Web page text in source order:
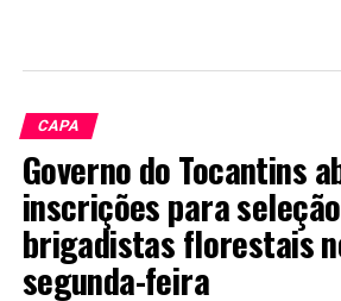
CAPA
Governo do Tocantins
inscrições para
brigadistas florestais
segunda-feira